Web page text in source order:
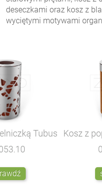
deseczkami oraz kosz z
wyciętymi motywami
Tubus
Kosz z